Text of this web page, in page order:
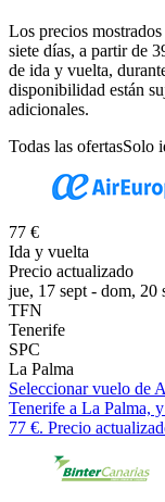
Los precios
siete días, a partir de
de ida y vuelta,
disponibilidad están
adicionales.
Todas las ofertasSolo
77 €
Ida y vuelta
Precio actualizado
jue, 17 sept - dom, 20
TFN
Tenerife
SPC
La Palma
Seleccionar vuelo de
Tenerife a La Palma,
77 €. Precio